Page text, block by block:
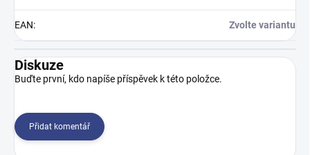
EAN: Zvolte variantu
Diskuze
Buďte první, kdo napíše příspěvek k této položce.
Přidat komentář